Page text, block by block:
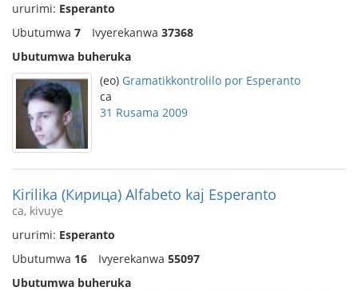
ururimi: Esperanto
Ubutumwa 7 Ivyerekanwa 37368
Ubutumwa buheruka
(eo) Gramatikkontrolilo por Esperanto
ca
31 Rusama 2009
Kirilika (Кирица) Alfabeto kaj Esperanto
ca, kivuye
ururimi: Esperanto
Ubutumwa 16 Ivyerekanwa 55097
Ubutumwa buheruka